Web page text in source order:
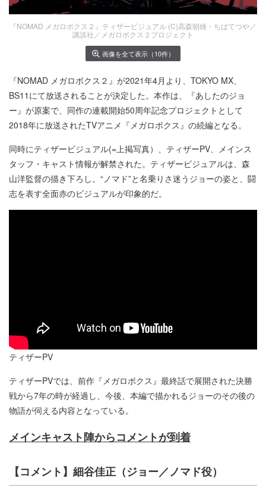
『NOMAD メガロボクス２』ティザービジュアル (C)高森朝雄・ちばてつや／
講談社／メガロボクス２プロジェクト
画像を全て表示（10件）
『NOMAD メガロボクス２』が2021年4月より、TOKYO MX、
BS11にて放送されることが決定した。本作は、『あしたのジョ
ー』が原案で、同作の連載開始50周年記念プロジェクトとして
2018年に放送されたTVアニメ『メガロボクス』の続編となる。
同時にティザービジュアル(=上掲写真）、ティザーPV、メインス
タッフ・キャスト情報が解禁された。ティザービジュアルは、森
山洋監督の描き下ろし。“ノマド”と名乗りさ迷うジョーの姿と、闘
志を表す全面赤のビジュアルが印象的だ。
ティザーPV
ティザーPVでは、前作『メガロボクス』最終話で展開された決勝
戦から7年の時が経過し、今後、本編で描かれるジョーのその後の
物語が伺える内容となっている。
メインキャスト陣からコメントが到着
【コメント】細谷佳正（ジョー／ノマド役）